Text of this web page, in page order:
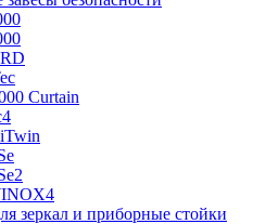
Curtain
зеркал и приборные стойки